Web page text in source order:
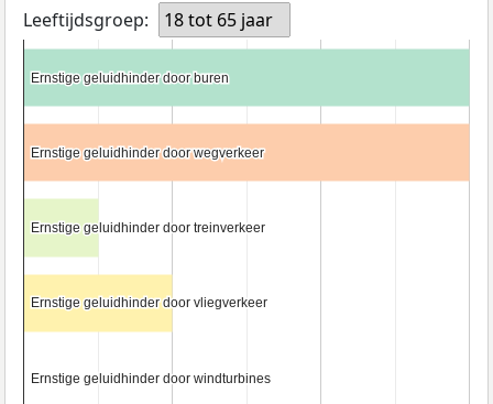
Leeftijdsgroep:
18 tot 65 jaar
Ernstige geluidhinder door buren
Ernstige geluidhinder door buren
Ernstige geluidhinder door wegverkeer
Ernstige geluidhinder door wegverkeer
Ernstige geluidhinder door treinverkeer
Ernstige geluidhinder door treinverkeer
Ernstige geluidhinder door vliegverkeer
Ernstige geluidhinder door vliegverkeer
Ernstige geluidhinder door windturbines
Ernstige geluidhinder door windturbines